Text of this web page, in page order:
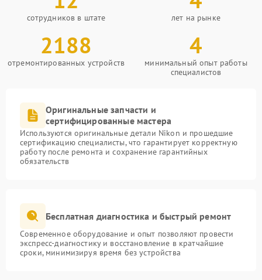
сотрудников в штате лет на рынке
2188
отремонтированных устройств
4
минимальный опыт работы
специалистов
Оригинальные запчасти и
сертифицированные мастера
Используются оригинальные детали Nikon и прошедшие
сертификацию специалисты, что гарантирует корректную
работу после ремонта и сохранение гарантийных
обязательств
Бесплатная диагностика и быстрый ремонт
Современное оборудование и опыт позволяют провести
экспресс-диагностику и восстановление в кратчайшие
сроки, минимизируя время без устройства